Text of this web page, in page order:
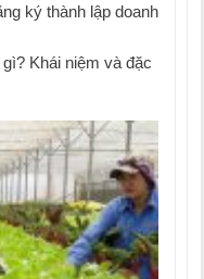
ký thành lập doanh
Khái niệm và đặc